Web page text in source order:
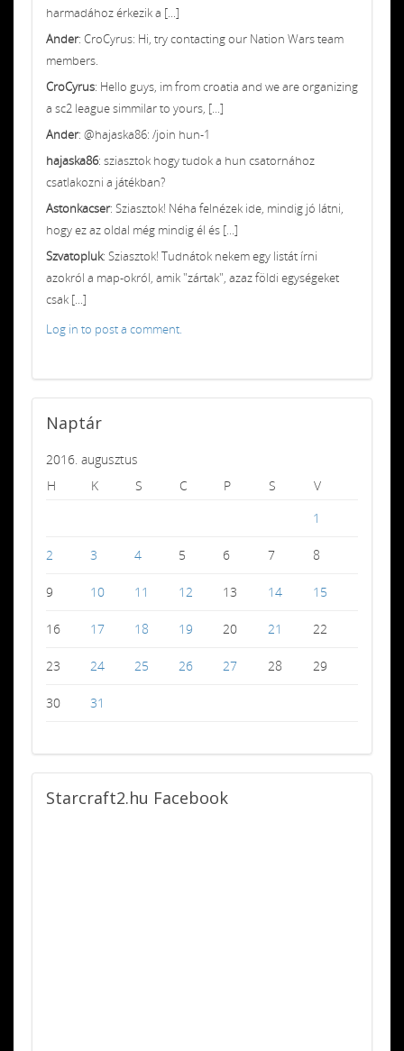
harmadához érkezik a [...]
Ander: CroCyrus: Hi, try contacting our Nation Wars team
members.
CroCyrus: Hello guys, im from croatia and we are organizing
a sc2 league simmilar to yours, [...]
Ander: @hajaska86: /join hun-1
hajaska86: sziasztok hogy tudok a hun csatornához
csatlakozni a játékban?
Astonkacser: Sziasztok! Néha felnézek ide, mindig jó látni,
hogy ez az oldal még mindig él és [...]
Szvatopluk: Sziasztok! Tudnátok nekem egy listát írni
azokról a map-okról, amik "zártak", azaz földi egységeket
csak [...]
Log in to post a comment.
Naptár
2016. augusztus
H
K S C P S
V
1
2 3 4 5 6 7 8
9 10 11 12 13 14 15
16 17 18 19 20 21 22
23 24 25 26 27 28 29
30 31
Starcraft2.hu Facebook